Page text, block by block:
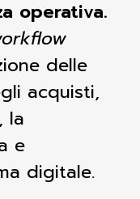
operativa.
delle
acquisti,
la
e
digitale.